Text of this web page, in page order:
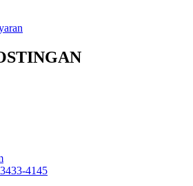
4145